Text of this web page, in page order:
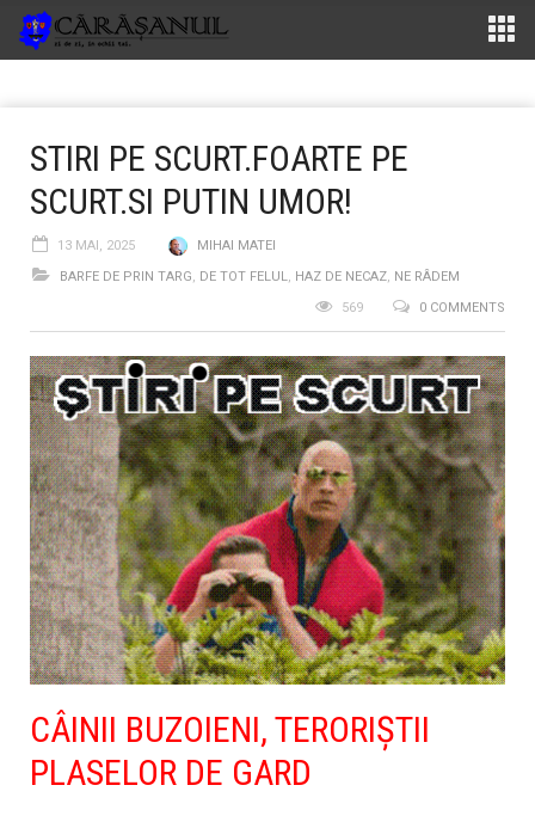
STIRI PE SCURT.FOARTE PE
SCURT.SI PUTIN UMOR!
13 MAI, 2025
MIHAI MATEI
BARFE DE PRIN TARG, DE TOT FELUL, HAZ DE NECAZ, NE RÂDEM
0 COMMENTS
569
CÂINII BUZOIENI, TERORIȘTII
PLASELOR DE GARD